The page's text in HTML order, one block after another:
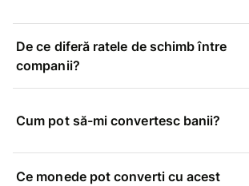
De ce diferă ratele de schimb între
companii?
Cum pot să-mi convertesc banii?
Ce monede pot converti cu acest